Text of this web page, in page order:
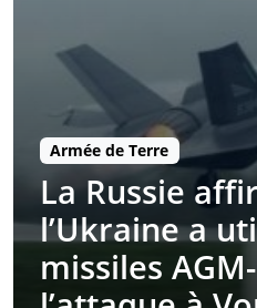
Armée de Terre
La Russie
l’Ukraine a
missiles